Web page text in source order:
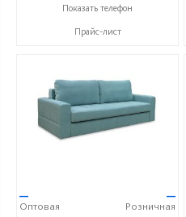
+7 (927) 630-62-82
Показать телефон
Прайс-лист
—
Оптовая
—
Розничная